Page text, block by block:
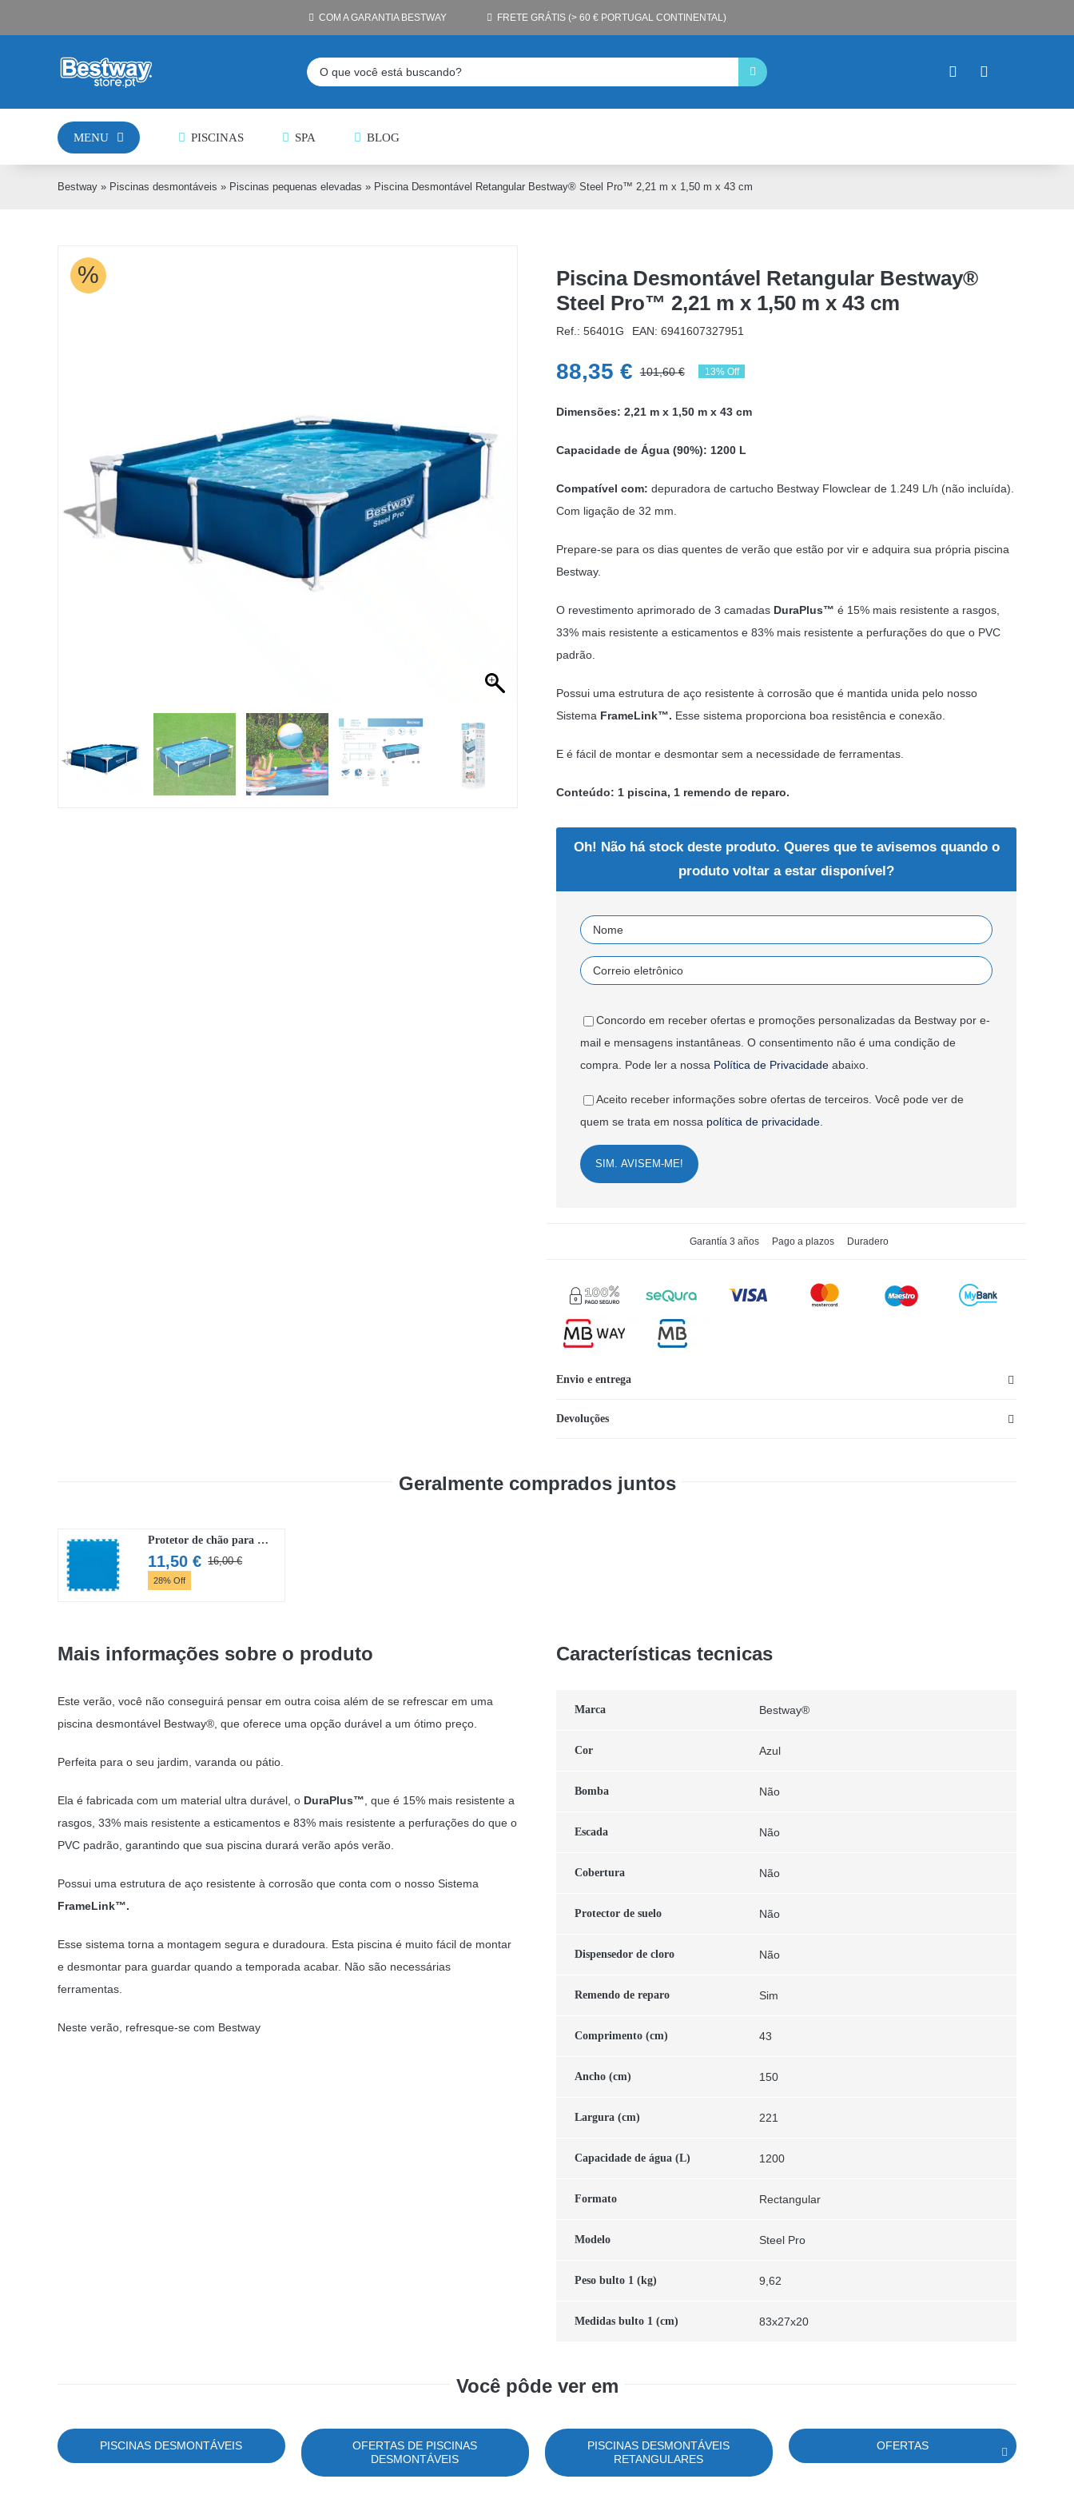
to
PISCINAS SPA BLOG
MENU
COM A GARANTIA BESTWAY FRETE GRÁTIS (> 60 € PORTUGAL CONTINENTAL)
Pesquisar
Bestway» Piscinas desmontáveis » Piscinas pequenas elevadas » Piscina Desmontável Retangular Bestway® Steel Pro™ 2,21 m x 1,50 m x 43 cm
%
Piscina Desmontável Retangular Bestway®
Steel Pro™ 2,21 m x 1,50 m x 43 cm
Ref.: 56401G EAN: 6941607327951
101,60€O
preço
era:
101,60 €.
88,35 €
O
preço
é:
88,35 €.
13% Off
Dimensões: 2,21 m x 1,50 m x 43 cm
Capacidade de Água (90%): 1200 L
Compatível com: depuradora de cartucho Bestway Flowclear de 1.249 L/h (não incluída).
Com ligação de 32 mm.
Prepare-se para os dias quentes de verão que estão por vir e adquira sua própria piscina
Bestway.
O revestimento aprimorado de 3 camadas DuraPlus™ é 15% mais resistente a rasgos,
33% mais resistente a esticamentos e 83% mais resistente a perfurações do que o PVC
padrão.
Possui uma estrutura de aço resistente à corrosão que é mantida unida pelo nosso
Sistema FrameLink™. Esse sistema proporciona boa resistência e conexão.
E é fácil de montar e desmontar sem a necessidade de ferramentas.
Conteúdo: 1 piscina, 1 remendo de reparo.
Oh! Não há stock deste produto. Queres que te avisemos quando o
produto voltar a estar disponível?
Concordo em receber ofertas e promoções personalizadas da Bestway por e-
mail e mensagens instantâneas. O consentimento não é uma condição de
compra. Pode ler a nossa Política de Privacidadeabaixo.
Aceito receber informações sobre ofertas de terceiros. Você pode ver de
quem se trata em nossa política de privacidade.
SIM. AVISEM-ME!
Garantía 3 años Pago a plazos Duradero
Envio e entrega
Devoluções
Geralmente comprados juntos
Protetor de chão para piscina Flowclear de 50×50 cm (9 painéis)
16,00€O
16,00 €.
11,50€
O
11,50 €.
28% Off
Mais informações sobre o produto
Este verão, você não conseguirá pensar em outra coisa além de se refrescar em uma
piscina desmontável Bestway®, que oferece uma opção durável a um ótimo preço.
Perfeita para o seu jardim, varanda ou pátio.
Ela é fabricada com um material ultra durável, o DuraPlus™ , que é 15% mais resistente a
rasgos, 33% mais resistente a esticamentos e 83% mais resistente a perfurações do que o
PVC padrão, garantindo que sua piscina durará verão após verão.
Possui uma estrutura de aço resistente à corrosão que conta com o nosso Sistema
FrameLink™.
Esse sistema torna a montagem segura e duradoura. Esta piscina é muito fácil de montar
e desmontar para guardar quando a temporada acabar. Não são necessárias
ferramentas.
Neste verão, refresque-se com Bestway
Características tecnicas
Marca Bestway®
Cor Azul
Bomba Não
Escada Não
Cobertura Não
Protector de suelo Não
Dispensedor de cloro Não
Remendo de reparo Sim
Comprimento (cm) 43
Ancho (cm) 150
Largura (cm) 221
Capacidade de água (L) 1200
Formato Rectangular
Modelo Steel Pro
Peso bulto 1 (kg) 9,62
Medidas bulto 1 (cm) 83x27x20
Você pôde ver em
PISCINAS DESMONTÁVEIS
OFERTAS DE PISCINAS
DESMONTÁVEIS
PISCINAS DESMONTÁVEIS
RETANGULARES
OFERTAS